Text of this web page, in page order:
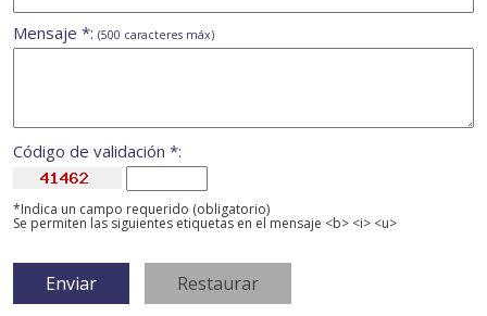
Mensaje *: (500 caracteres máx)
Código de validación *:
*Indica un campo requerido (obligatorio)
Se permiten las siguientes etiquetas en el mensaje <b> <i> <u>